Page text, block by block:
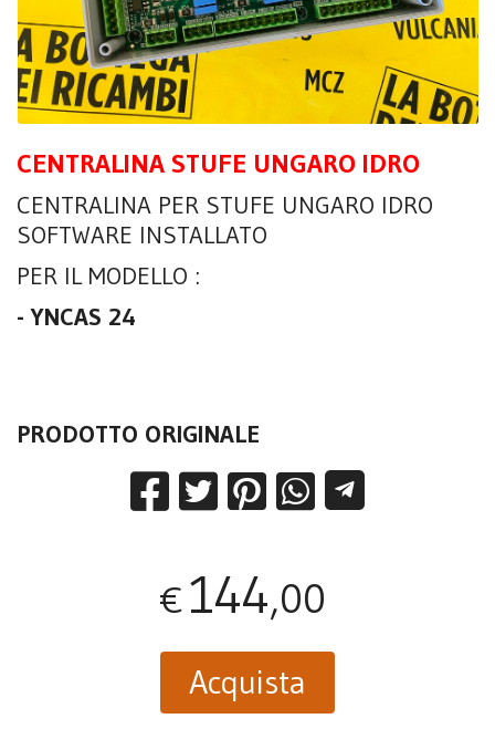
CENTRALINA STUFE UNGARO IDRO
CENTRALINA PER STUFE UNGARO IDRO
SOFTWARE INSTALLATO
PER IL MODELLO :
- YNCAS 24
PRODOTTO ORIGINALE
€144,00
Acquista